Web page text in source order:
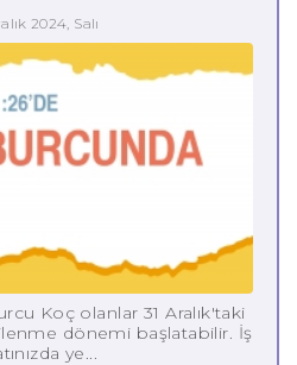
2024, Salı
Koç olanlar 31 Aralık'taki
dönemi başlatabilir. İş
ye...